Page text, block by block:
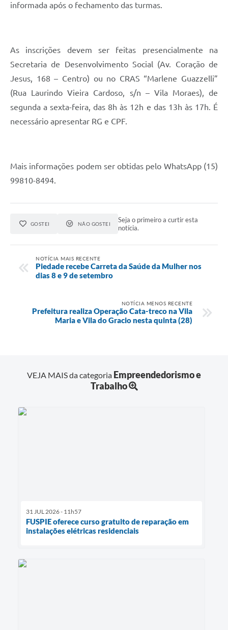
informada após o fechamento das turmas.
As inscrições devem ser feitas presencialmente na
Secretaria de Desenvolvimento Social (Av. Coração de
Jesus, 168 – Centro) ou no CRAS “Marlene Guazzelli”
(Rua Laurindo Vieira Cardoso, s/n – Vila Moraes), de
segunda a sexta-feira, das 8h às 12h e das 13h às 17h. É
necessário apresentar RG e CPF.
Mais informações podem ser obtidas pelo WhatsApp (15)
99810-8494.
GOSTEI NÃO GOSTEI
Seja o primeiro a curtir esta
notícia.
NOTÍCIA MAIS RECENTE
Piedade recebe Carreta da Saúde da Mulher nos
dias 8 e 9 de setembro
NOTÍCIA MENOS RECENTE
Prefeitura realiza Operação Cata-treco na Vila
Maria e Vila do Gracio nesta quinta (28)
VEJA MAIS da categoria Empreendedorismo e
Trabalho
31 JUL 2026 - 11h57
FUSPIE oferece curso gratuito de reparação em
instalações elétricas residenciais